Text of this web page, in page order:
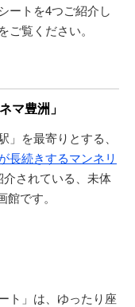
ートを4つご紹介し
覧ください。
マ豊洲」
を最寄りとする、
長続きするマンネリ
介されている、未体
です。
ト」は、ゆったり座